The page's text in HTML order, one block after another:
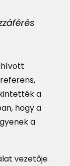
a
hogy a
a
vezetője